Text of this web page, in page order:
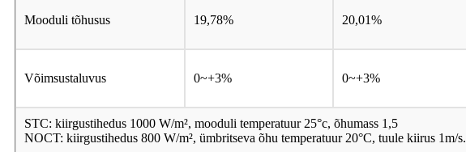
Mooduli tõhusus 19,78% 20,01%
Võimsustaluvus 0~+3% 0~+3%
STC: kiirgustihedus 1000 W/m², mooduli temperatuur 25°c, õhumass 1,5
NOCT: kiirgustihedus 800 W/m², ümbritseva õhu temperatuur 20°C, tuule kiirus 1m/s.